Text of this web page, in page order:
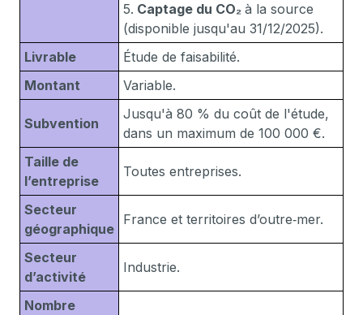
5. Captage du CO₂ à la source
(disponible jusqu'au 31/12/2025).
Livrable
Étude de faisabilité.
Montant
Variable.
Subvention
Jusqu'à 80 % du coût de l'étude,
dans un maximum de 100 000 €.
Taille de
l’entreprise
Toutes entreprises.
Secteur
géographique
France et territoires d’outre‑mer.
Secteur
d’activité
Industrie.
Nombre